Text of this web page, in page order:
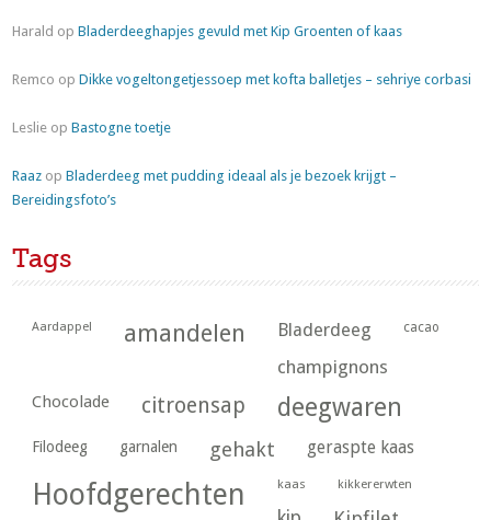
Harald opBladerdeeghapjes gevuld met Kip Groenten of kaas
Remco opDikke vogeltongetjessoep met kofta balletjes – sehriye corbasi
Leslie opBastogne toetje
Raaz opBladerdeeg met pudding ideaal als je bezoek krijgt –
Bereidingsfoto’s
Tags
Aardappel amandelen Bladerdeeg cacao
champignons
Chocolade citroensap deegwaren
Filodeeg garnalen gehakt geraspte kaas
Hoofdgerechten kaas kikkererwten